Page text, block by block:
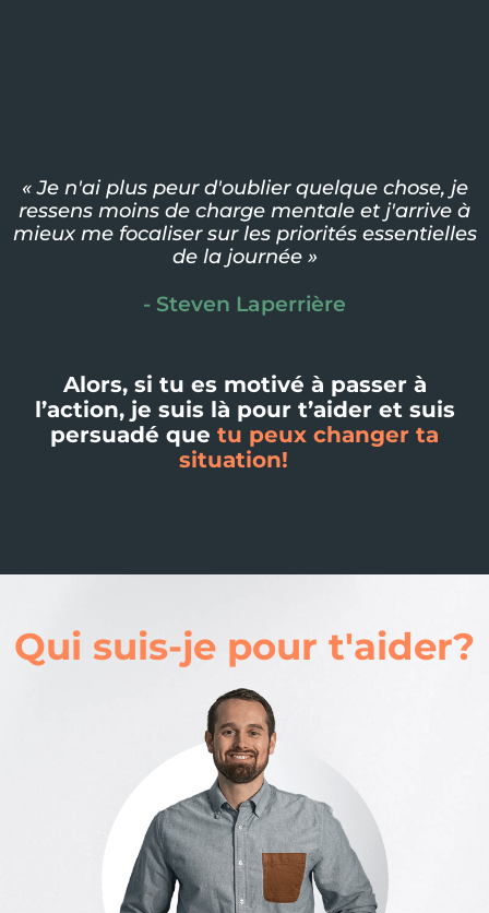
« Je n'ai plus peur d'oublier quelque chose, je
ressens moins de charge mentale et j'arrive à
mieux me focaliser sur les priorités essentielles
de la journée »
- Steven Laperrière
Alors, si tu es motivé à passer à
l’action, je suis là pour t’aider et suis
persuadé que tu peux changer ta
situation!
Qui suis-je pour t'aider?